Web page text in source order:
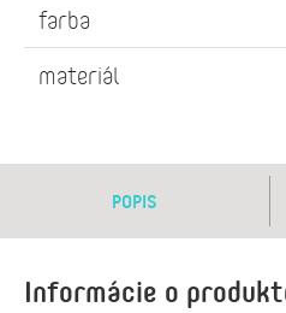
farba
materiál
POPIS
Informácie o